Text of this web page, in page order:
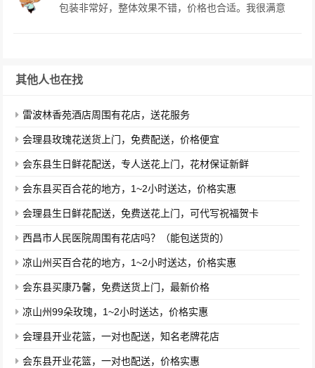
包装非常好，整体效果不错，价格也合适。我很满意
其他人也在找
雷波林香苑酒店周围有花店，送花服务
会理县玫瑰花送货上门，免费配送，价格便宜
会东县生日鲜花配送，专人送花上门，花材保证新鲜
会东县买百合花的地方，1~2小时送达，价格实惠
会理县生日鲜花配送，免费送花上门，可代写祝福贺卡
西昌市人民医院周围有花店吗？（能包送货的）
凉山州买百合花的地方，1~2小时送达，价格实惠
会东县买康乃馨，免费送货上门，最新价格
凉山州99朵玫瑰，1~2小时送达，价格实惠
会理县开业花篮，一对也配送，知名老牌花店
会东县开业花篮，一对也配送，价格实惠